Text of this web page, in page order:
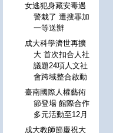
女逃犯身藏安毒遇
警栽了 遭搜罪加
一等送辦
成大科學濟世再擴
大 首次扣合人社
議題24項人文社
會跨域整合啟動
臺南國際人權藝術
節登場 館際合作
多元活動至12月
成大教師節慶祝大